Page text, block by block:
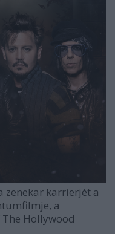
zenekar karrierjét a
a
The Hollywood